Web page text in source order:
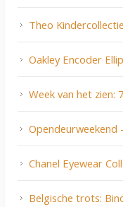
Theo
Oakley Encoder
Week van het zien:
Opendeurweekend
Chanel Eyewear
Belgische trots: